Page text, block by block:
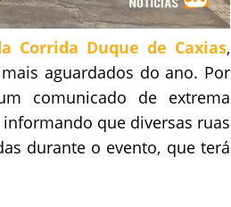
Corrida Duque de Caxias,
aguardados do ano. Por
comunicado de extrema
que diversas ruas
durante o evento, que terá